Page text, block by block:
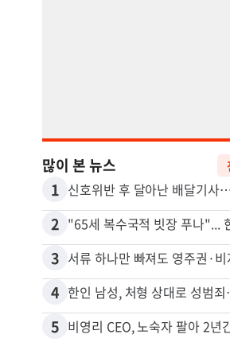
많이 본 뉴스
1
2
3
4
5 비영리 CEO, 노숙자 팔아 2년